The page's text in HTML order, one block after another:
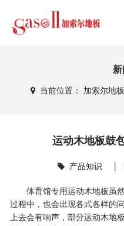
当前位置： 加索尔地
运动木地板鼓
产品知识
体育馆专用运动木地板虽然
过程中，也会出现各式各样的
上去会有响声，部分运动木地